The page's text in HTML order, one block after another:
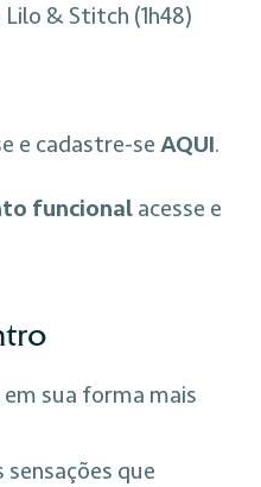
& Stitch (1h48)
e cadastre-se AQUI.
funcional acesse e
sua forma mais
sensações que